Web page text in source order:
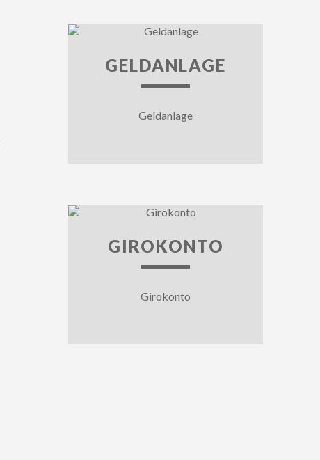
GELDANLAGE
Geldanlage
GIROKONTO
Girokonto